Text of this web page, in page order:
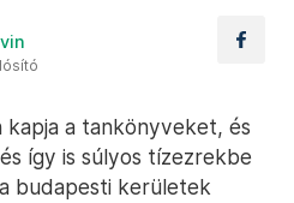
kapja a tankönyveket, és
így is súlyos tízezrekbe
budapesti kerületek